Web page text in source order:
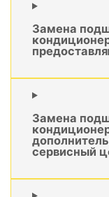
Замена
Замена
сервисный